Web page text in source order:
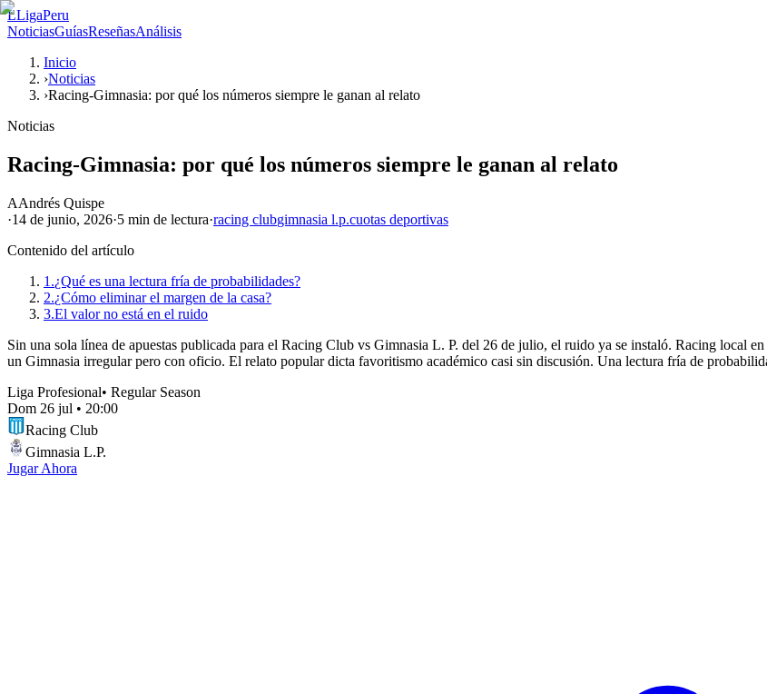
LLigaPeru
NoticiasGuíasReseñasAnálisis
Inicio
›Noticias
›Racing-Gimnasia: por qué los números siempre le ganan al relato
Noticias
Racing-Gimnasia: por qué los números siempre le ganan al relato
AAndrés Quispe
·14 de junio, 2026·5 min de lectura·racing clubgimnasia l.p.cuotas deportivas
Contenido del artículo
1.¿Qué es una lectura fría de probabilidades?
2.¿Cómo eliminar el margen de la casa?
3.El valor no está en el ruido
Sin una sola línea de apuestas publicada para el Racing Club vs Gimnasia L. P. del 26 de julio, el ruido ya se instaló. Racing local
un Gimnasia irregular pero con oficio. El relato popular dicta favoritismo académico casi sin discusión. Una lectura fría de
Liga Profesional• Regular Season
Dom 26 jul • 20:00
Racing Club
Gimnasia L.P.
Jugar Ahora